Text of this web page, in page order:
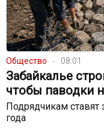
Общество 08:01
Забайкалье
чтобы паводки
Подрядчикам ставят
года